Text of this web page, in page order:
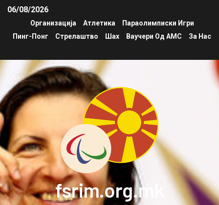
06/08/2026
Организација Атлетика
Параолимписки Игри
Пинг-Понг
Стрелаштво Шах Ваучери Од АМС За Нас
fsrim.org.mk